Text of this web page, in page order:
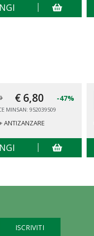
€ 6,80 -47%
MINSAN: 952039509
ANTIZANZARE